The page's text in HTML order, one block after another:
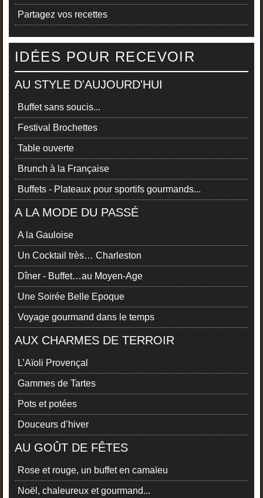
Partagez vos recettes
IDÉES POUR RECEVOIR
AU STYLE D'AUJOURD'HUI
Buffet sans soucis...
Festival Brochettes
Table ouverte
Brunch à la Française
Buffets - Plateaux pour sportifs gourmands...
A LA MODE DU PASSÉ
A la Gauloise
Un Cocktail très… Charleston
Dîner - Buffet…au Moyen-Age
Une Soirée Belle Epoque
Voyage gourmand dans le temps
AUX CHARMES DE TERROIR
L’Aïoli Provençal
Gammes de Tartes
Pots et potées
Douceurs d’hiver
AU GOÛT DE FÊTES
Rose et rouge, un buffet en camaïeu
Noël, chaleureux et gourmand...